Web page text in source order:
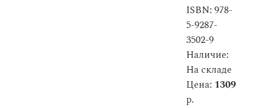
ISBN: 978-
5-9287-
3502-9
Наличие:
На складе
Цена: 1309
р.